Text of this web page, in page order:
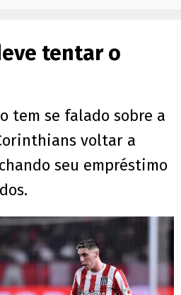
tentar o
tem se falado sobre a
voltar a
seu empréstimo